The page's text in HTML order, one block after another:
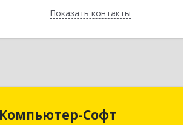
Показать контакты
Назад
Компьютер-Софт
Компьютер-Софт